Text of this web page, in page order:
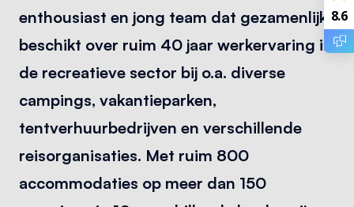
enthousiast en jong team dat gezamenlijk
beschikt over ruim 40 jaar werkervaring in
de recreatieve sector bij o.a. diverse
campings, vakantieparken,
tentverhuurbedrijven en verschillende
reisorganisaties. Met ruim 800
accommodaties op meer dan 150
8.6